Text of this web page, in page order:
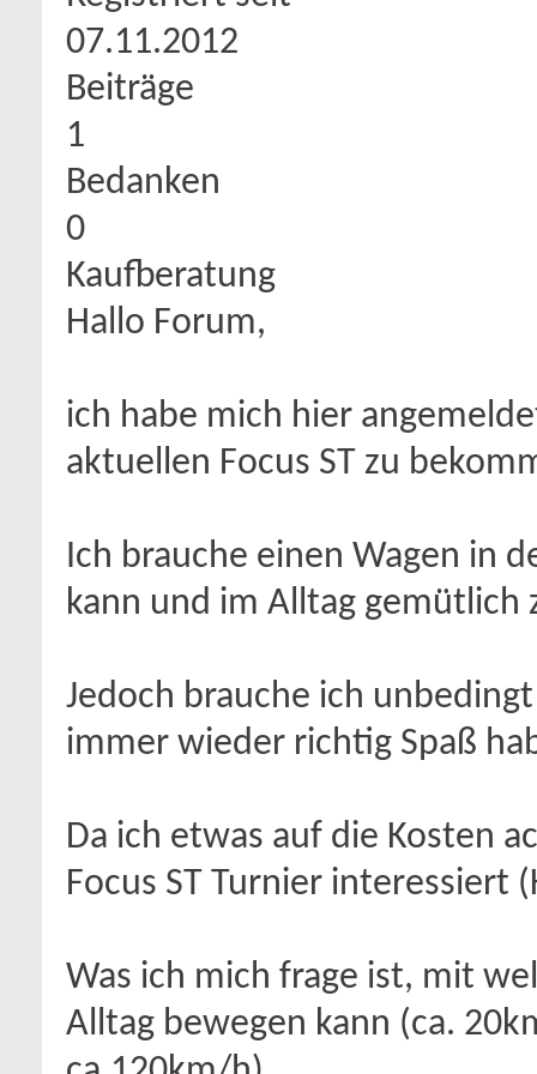
07.11.2012
Beiträge
1
Bedanken
0
Kaufberatung
Hallo Forum,
ich habe mich hier
aktuellen Focus ST zu
Ich brauche einen Wagen in
kann und im Alltag gemütlich
Jedoch brauche ich
immer wieder richtig Spaß
Da ich etwas auf die Kosten
Focus ST Turnier interessiert
Was ich mich frage ist, mit
Alltag bewegen kann (ca.